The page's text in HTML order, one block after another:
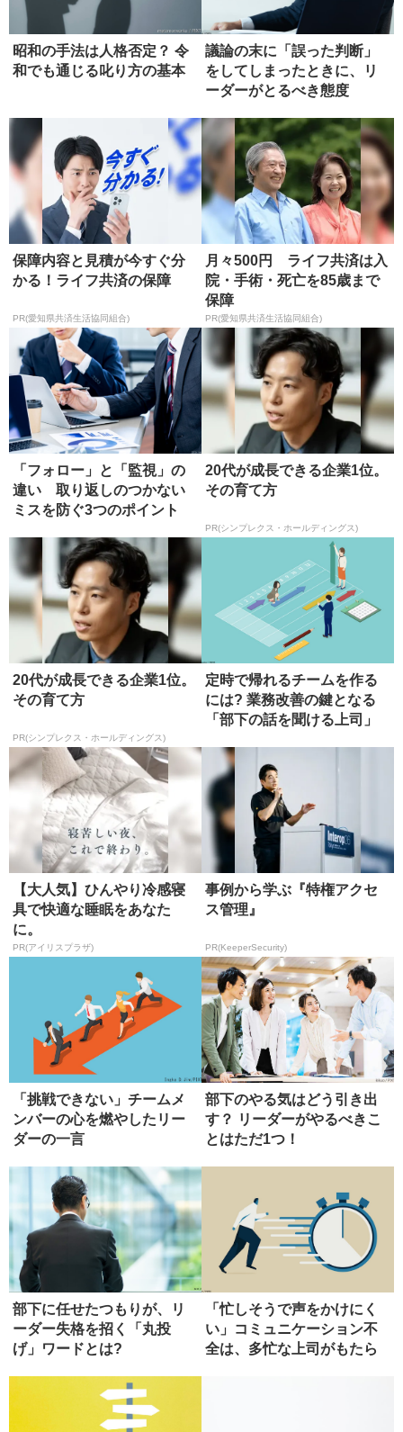
昭和の手法は人格否定？ 令
和でも通じる叱り方の基本
議論の末に「誤った判断」
をしてしまったときに、リ
ーダーがとるべき態度
保障内容と見積が今すぐ分
かる！ライフ共済の保障
PR(愛知県共済生活協同組合)
月々500円 ライフ共済は入
院・手術・死亡を85歳まで
保障
PR(愛知県共済生活協同組合)
「フォロー」と「監視」の
違い 取り返しのつかない
ミスを防ぐ3つのポイント
20代が成長できる企業1位。
その育て方
PR(シンプレクス・ホールディングス)
20代が成長できる企業1位。
その育て方
PR(シンプレクス・ホールディングス)
定時で帰れるチームを作る
には? 業務改善の鍵となる
「部下の話を聞ける上司」
【大人気】ひんやり冷感寝
具で快適な睡眠をあなた
に。
PR(アイリスプラザ)
事例から学ぶ『特権アクセ
ス管理』
PR(KeeperSecurity)
「挑戦できない」チームメ
ンバーの心を燃やしたリー
ダーの一言
部下のやる気はどう引き出
す？ リーダーがやるべきこ
とはただ1つ！
部下に任せたつもりが、リ
ーダー失格を招く「丸投
げ」ワードとは?
「忙しそうで声をかけにく
い」コミュニケーション不
全は、多忙な上司がもたら